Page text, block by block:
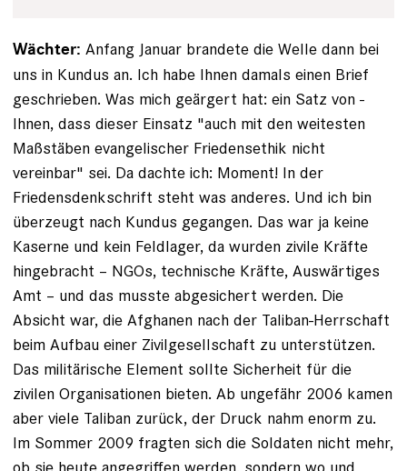
Wächter: Anfang Januar brandete die Welle dann bei
uns in Kundus an. Ich habe Ihnen damals einen Brief
ge­schrieben. Was mich geärgert hat: ein Satz von ­
Ihnen, dass dieser Einsatz "auch mit den weitesten
Maß­stäben evange­lischer Friedensethik nicht
vereinbar" sei. Da dachte ich: ­Moment! In der
Friedensdenkschrift steht was ­anderes. Und ich bin
überzeugt nach Kundus gegangen. Das war ja keine
Kaserne und kein Feldlager, da wurden zivile ­Kräfte
hingebracht – NGOs, technische Kräfte, Aus­wärtiges
Amt – und das musste abgesichert werden. Die
Absicht war, die Afghanen nach der Taliban-Herrschaft
beim Aufbau einer Zivilgesellschaft zu unterstützen.
Das militärische Element sollte Sicherheit für die
zivilen ­Organisationen bieten. Ab ungefähr 2006 kamen
aber viele Taliban zurück, der Druck nahm enorm zu.
Im ­Sommer 2009 fragten sich die Soldaten nicht mehr,